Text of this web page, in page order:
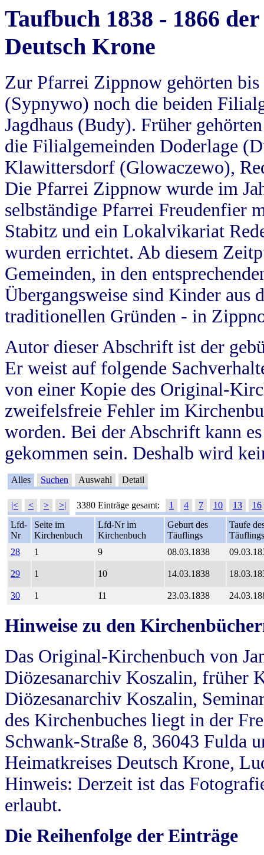
Taufbuch 1838 - 1866
Deutsch Krone
Zur Pfarrei Zippnow gehörten
(Sypnywo) noch die beiden
Jagdhaus (Budy). Früher
die Filialgemeinden Doderlage
Klawittersdorf (Glowaczewo),
Die Pfarrei Zippnow wurde im
selbständige Pfarrei Freudenfier
Stabitz und ein Lokalvikariat
wurden errichtet. Ab diesem
Gemeinden, in den
Übergangsweise sind Kinder aus
traditionellen Gründen - in
Autor dieser Abschrift ist der
Er weist auf folgende
von einer Kopie des Original-
zweifelsfreie Fehler im
worden. Bei der Abschrift kann
gekommen sein. Deshalb wird
Alles Suchen Auswahl Detail
|< < > >| 3380 Einträge gesamt: 1 4 7 10 13
16
Lfd-
Nr
Seite im
Kirchenbuch
Lfd-Nr im
Kirchenbuch
Geburt des
Täuflings
Taufe
Täuflings
28
1 9 08.03.1838
29 1 10 14.03.1838
30 1 11 23.03.1838
Hinweise zu den
Das Original-Kirchenbuch von
Diözesanarchiv Koszalin, früher
Diözesanarchiv Koszalin,
des Kirchenbuches liegt in der
Schwank-Straße 8, 36043 Fulda
Heimatkreises Deutsch Krone,
Hinweis: Derzeit ist das
erlaubt.
Die Reihenfolge der Einträge